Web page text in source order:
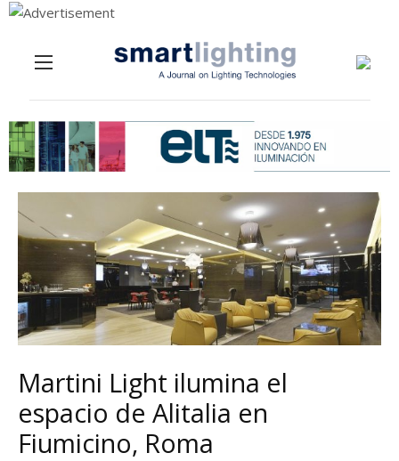
Martini Light ilumina el
espacio de Alitalia en
Fiumicino, Roma